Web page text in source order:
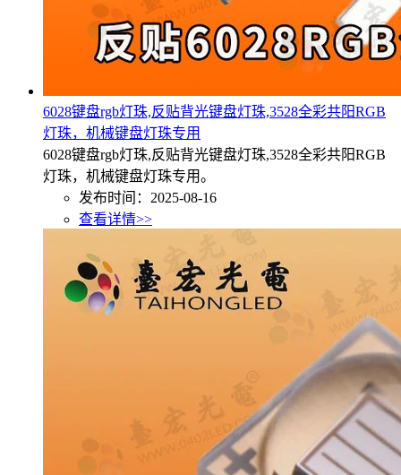
6028键盘rgb灯珠,反贴背光键盘灯珠,3528全彩共阳RGB
灯珠，机械键盘灯珠专用
6028键盘rgb灯珠,反贴背光键盘灯珠,3528全彩共阳RGB
灯珠，机械键盘灯珠专用。
发布时间：2025-08-16
查看详情>>